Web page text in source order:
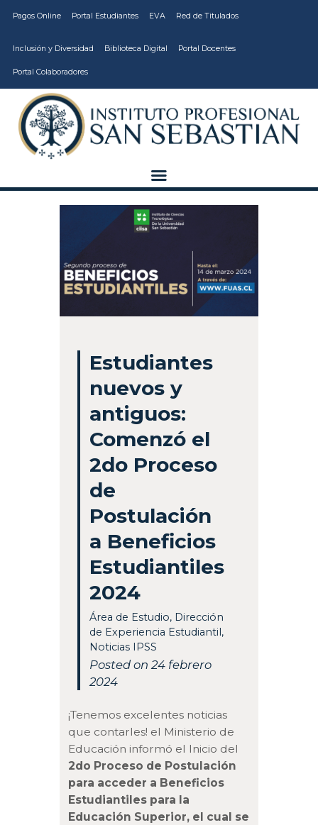
Pagos Online Portal Estudiantes EVA Red de Titulados
Inclusión y Diversidad Biblioteca Digital Portal Docentes
Portal Colaboradores
CARRERAS
VIDA ESTUDIANTIL
INSTITUCIÓN
VCM
EDUCACIÓN
CONTINUA
Estudiantes
nuevos y
antiguos:
Comenzó el
2do Proceso
de
Postulación
a Beneficios
Estudiantiles
2024
Área de Estudio, Dirección
de Experiencia Estudiantil,
Noticias IPSS
Posted on 24 febrero
2024
¡Tenemos excelentes noticias
que contarles! el Ministerio de
Educación informó el Inicio del
2do Proceso de Postulación
para acceder a Beneficios
Estudiantiles para la
Educación Superior, el cual se